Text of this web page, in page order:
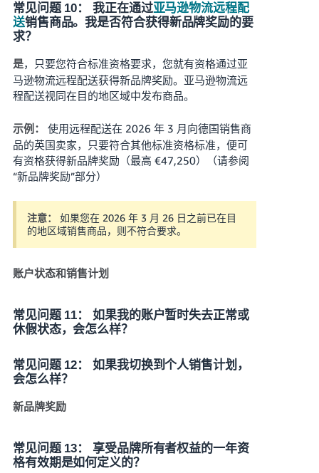
常见问题 10： 我正在通过亚马逊物流远程配
送销售商品。我是否符合获得新品牌奖励的要
求？
是，只要您符合标准资格要求，您就有资格通过亚
马逊物流远程配送获得新品牌奖励。亚马逊物流远
程配送视同在目的地区域中发布商品。
示例：
使用远程配送在 2026 年 3 月向德国销售商
品的英国卖家，只要符合其他标准资格标准，便可
有资格获得新品牌奖励（最高 €47,250）（请参阅
“新品牌奖励”部分）
注意： 如果您在 2026 年 3 月 26 日之前已在目
的地区域销售商品，则不符合要求。
账户状态和销售计划
常见问题 11： 如果我的账户暂时失去正常或
休假状态，会怎么样？
常见问题 12： 如果我切换到个人销售计划，
会怎么样？
新品牌奖励
常见问题 13： 享受品牌所有者权益的一年资
格有效期是如何定义的？